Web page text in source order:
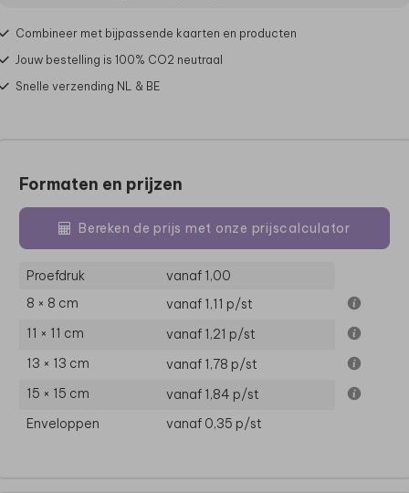
Combineer met bijpassende kaarten en producten
Jouw bestelling is 100% CO2 neutraal
Snelle verzending NL & BE
Formaten en prijzen
Bereken de prijs met onze prijscalculator
Proefdruk
vanaf 1,00
8 × 8 cm
vanaf 1,11 p/st
11 × 11 cm
vanaf 1,21 p/st
13 × 13 cm
vanaf 1,78 p/st
15 × 15 cm
vanaf 1,84 p/st
Enveloppen
vanaf 0,35 p/st